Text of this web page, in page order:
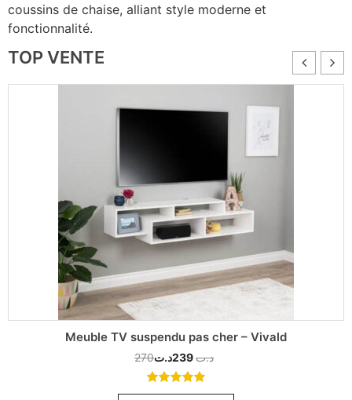
coussins de chaise, alliant style moderne et
fonctionnalité.
TOP VENTE
Meuble TV suspendu pas cher – Vivald
270 د.ت239د.ت
5.00out